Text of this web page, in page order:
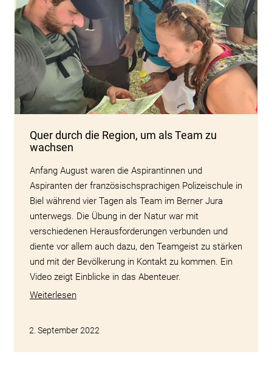
Quer durch die Region, um als Team zu
wachsen
Anfang August waren die Aspirantinnen und
Aspiranten der französischsprachigen Polizeischule in
Biel während vier Tagen als Team im Berner Jura
unterwegs. Die Übung in der Natur war mit
verschiedenen Herausforderungen verbunden und
diente vor allem auch dazu, den Teamgeist zu stärken
und mit der Bevölkerung in Kontakt zu kommen. Ein
Video zeigt Einblicke in das Abenteuer.
Weiterlesen
2. September 2022